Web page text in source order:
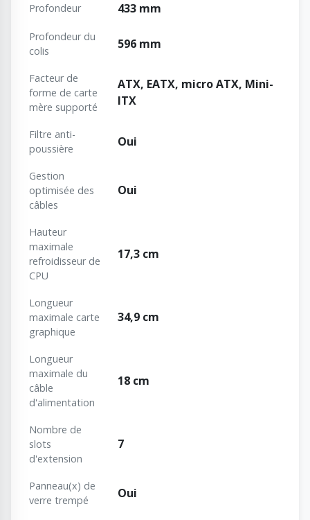
Profondeur 433 mm
Profondeur du
colis
596 mm
Facteur de
forme de carte
mère supporté
ATX, EATX, micro ATX, Mini-
ITX
Filtre anti-
poussière
Oui
Gestion
optimisée des
câbles
Oui
Hauteur
maximale
refroidisseur de
CPU
17,3 cm
Longueur
maximale carte
graphique
34,9 cm
Longueur
maximale du
câble
d'alimentation
18 cm
Nombre de
slots
d'extension
7
Panneau(x) de
verre trempé
Oui